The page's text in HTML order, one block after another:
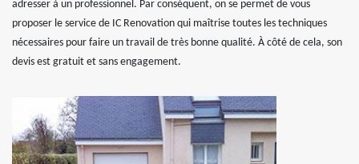
adresser à un professionnel. Par conséquent, on se permet de vous
proposer le service de IC Renovation qui maîtrise toutes les techniques
nécessaires pour faire un travail de très bonne qualité. À côté de cela, son
devis est gratuit et sans engagement.